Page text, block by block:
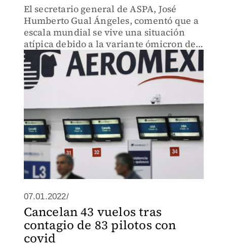
El secretario general de ASPA, José
Humberto Gual Ángeles, comentó que a
escala mundial se vive una situación
atípica debido a la variante ómicron de
covid-19.
07.01.2022/
Cancelan 43 vuelos tras
contagio de 83 pilotos con
covid